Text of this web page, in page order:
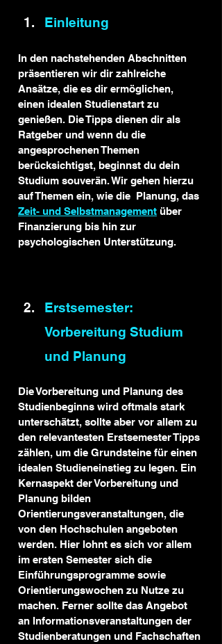
Einleitung
In den nachstehenden Abschnitten
präsentieren wir dir zahlreiche
Ansätze, die es dir ermöglichen,
einen idealen Studienstart zu
genießen. Die Tipps dienen dir als
Ratgeber und wenn du die
angesprochenen Themen
berücksichtigst, beginnst du dein
Studium souverän. Wir gehen hierzu
auf Themen ein, wie die  Planung, das
Zeit- und Selbstmanagement über
Finanzierung bis hin zur
psychologischen Unterstützung.
Erstsemester:
Vorbereitung Studium
und Planung
Die Vorbereitung und Planung des
Studienbeginns wird oftmals stark
unterschätzt, sollte aber vor allem zu
den relevantesten Erstsemester Tipps
zählen, um die Grundsteine für einen
idealen Studieneinstieg zu legen. Ein
Kernaspekt der Vorbereitung und
Planung bilden
Orientierungsveranstaltungen, die
von den Hochschulen angeboten
werden. Hier lohnt es sich vor allem
im ersten Semester sich die
Einführungsprogramme sowie
Orientierungswochen zu Nutze zu
machen. Ferner sollte das Angebot
an Informationsveranstaltungen der
Studienberatungen und Fachschaften